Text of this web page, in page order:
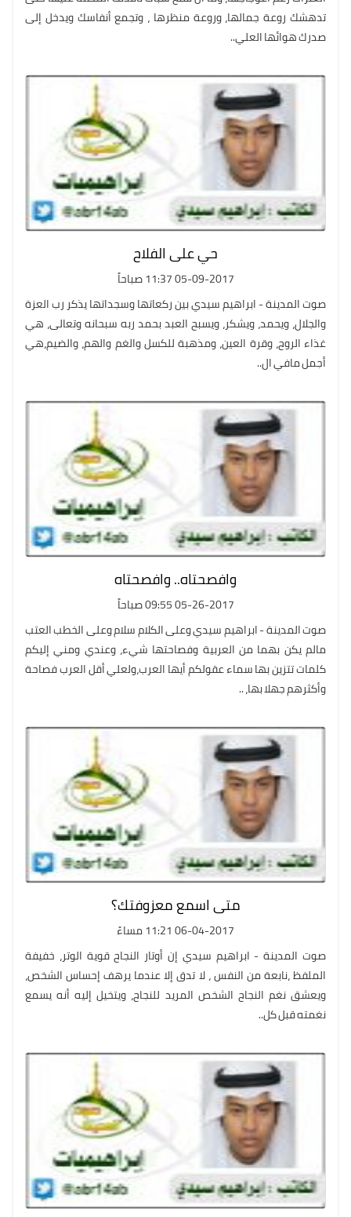
تدهشك روعة جمالها، وروعة منظرها ، وتجمع أنفاسك ويدخل إلى
صدرك هوائها العلي..
حي على الفلاح
05-09-2017 11:37 صباحاً
صوت المدينة - ابراهيم سيدي بين ركعاتها وسجداتها يذكر رب العزة
والجلال، ويحمد، ويشكر، ويسبح العبد بحمد ربه سبحانه وتعالى، هي
غذاء الروح، وقرة العين، ومذهبة للكسل والغم والهم، والضيم،هي
أجمل مافي ال..
وافصحتاه.. وافصحتاه
05-26-2017 09:55 صباحاً
صوت المدينة - ابراهيم سيدي وعلى الكلام سلام وعلى الخطب العتب
مالم يكن بهما من العربية وفصاحتها شيء، وعندي ومني إليكم
كلمات تتزين بها سماء عقولكم أيها العرب،ولعلي أقل العرب فصاحة
وأكثرهم جهلا بها، ..
متى اسمع معزوفتك؟
06-04-2017 11:21 مساءً
صوت المدينة - ابراهيم سيدي إن أوتار النجاح قوية الوتر، خفيفة
الملفظ ،نابعة من النفس ، لا تدق إلا عندما يرهف إحساس الشخص،
ويعشق نغم النجاح الشخص المريد للنجاح، ويتخيل إليه أنه يسمع
نغمته قبل كل..